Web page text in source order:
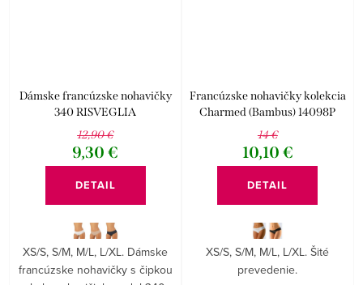
Dámske francúzske nohavičky
340 RISVEGLIA
12,90 €
9,30 €
DETAIL
XS/S, S/M, M/L, L/XL. Dámske
francúzske nohavičky s čipkou
Francúzske nohavičky kolekcia
Charmed (Bambus) 14098P
14 €
10,10 €
DETAIL
XS/S, S/M, M/L, L/XL. Šité
prevedenie.